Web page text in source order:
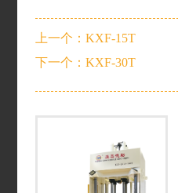
上一个：KXF-15T
下一个：KXF-30T